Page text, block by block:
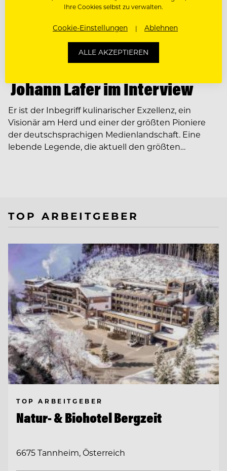
Ein Leben wie ein Film –
Johann Lafer im Interview
Er ist der Inbegriff kulinarischer Exzellenz, ein
Visionär am Herd und einer der größten Pioniere
der deutschsprachigen Medienlandschaft. Eine
lebende Legende, die aktuell den größten…
TOP ARBEITGEBER
TOP ARBEITGEBER
Natur- & Biohotel Bergzeit
6675 Tannheim, Österreich
Ihre Cookies selbst zu verwalten.
Cookie-Einstellungen Ablehnen
ALLE AKZEPTIEREN